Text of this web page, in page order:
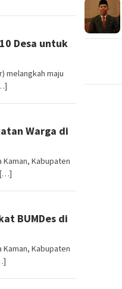
Desa untuk
melangkah maju
Warga di
Kaman, Kabupaten
[…]
BUMDes di
Kaman, Kabupaten